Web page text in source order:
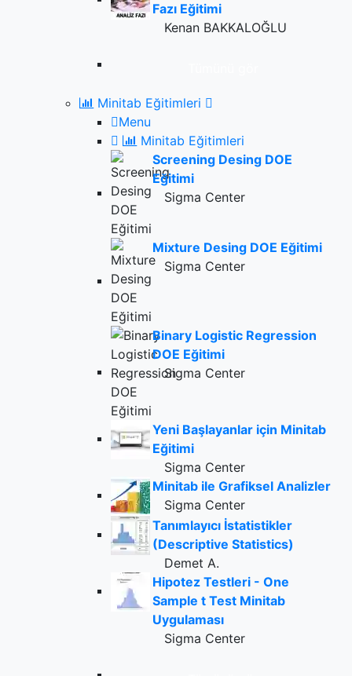
Fazı Eğitimi
Kenan BAKKALOĞLU
Minitab Eğitimleri
Menu
Minitab Eğitimleri
Screening Desing DOE
Eğitimi
Sigma Center
Mixture Desing DOE Eğitimi
Sigma Center
Binary Logistic Regression
DOE Eğitimi
Sigma Center
Yeni Başlayanlar için Minitab
Eğitimi
Sigma Center
Minitab ile Grafiksel Analizler
Sigma Center
Tanımlayıcı İstatistikler
(Descriptive Statistics)
Demet A.
Hipotez Testleri - One
Sample t Test Minitab
Uygulaması
Sigma Center